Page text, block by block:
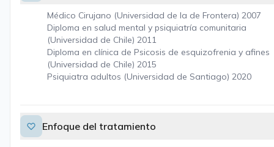
Médico Cirujano (Universidad de la de Frontera) 2007
Diploma en salud mental y psiquiatría comunitaria
(Universidad de Chile) 2011
Diploma en clínica de Psicosis de esquizofrenia y afines
(Universidad de Chile) 2015
Psiquiatra adultos (Universidad de Santiago) 2020
Enfoque del tratamiento